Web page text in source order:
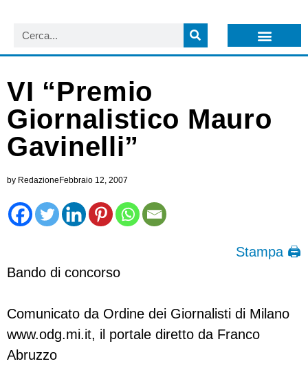
VI “Premio
Giornalistico Mauro
Gavinelli”
by Redazione Febbraio 12, 2007
Stampa 🖨
Bando di concorso
Comunicato da Ordine dei Giornalisti di Milano
www.odg.mi.it, il portale diretto da Franco
Abruzzo